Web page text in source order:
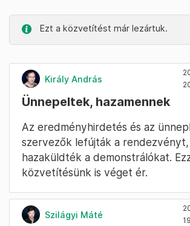
Ezt a közvetítést már lezártuk.
Király András
Ünnepeltek, hazamennek
Az eredményhirdetés és az
szervezők lefújták a rendezvényt,
hazaküldték a demonstrálókat.
közvetítésünk is véget ér.
Szilágyi Máté